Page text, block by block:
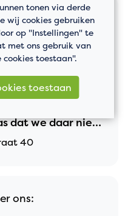
eind zijn wij goed
Het
verkoopbord in de
toen wij er om
dat we daar niet
40
ons:
tonen via derde
wij cookies gebruiken
op "Instellingen" te
met ons gebruik van
toestaan".
toestaan